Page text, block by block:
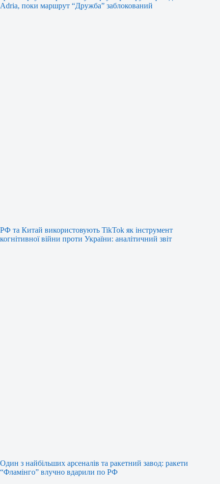
Adria, поки маршрут “Дружба” заблокований
РФ та Китай використовують TikTok як інструмент
когнітивної війни проти України: аналітичний звіт
Один з найбільших арсеналів та ракетний завод: ракети
“Фламінго” влучно вдарили по РФ